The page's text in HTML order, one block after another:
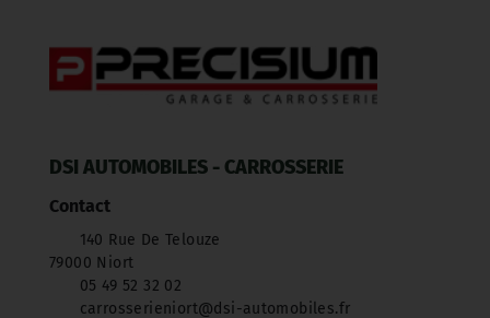
DSI AUTOMOBILES - CARROSSERIE
Contact
140 Rue De Telouze
79000 Niort
05 49 52 32 02
carrosserieniort@dsi-automobiles.fr